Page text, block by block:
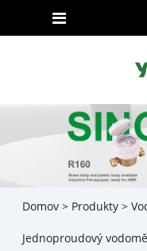
Domov > Produkty>
Jednoproudový